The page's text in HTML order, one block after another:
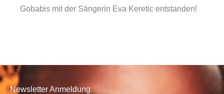
Gobabis mit der Sängerin Eva Keretic entstanden!
Newsletter Anmeldung